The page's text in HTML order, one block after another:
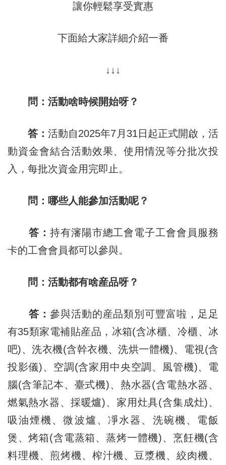
讓你輕鬆享受實惠
下面給大家詳細介紹一番
↓↓↓
問：活動啥時候開始呀？
答：活動自2025年7月31日起正式開啟，活
動資金會結合活動效果、使用情況等分批次投
入，每批次資金用完即止。
問：哪些人能參加活動呢？
答： 持有瀋陽市總工會電子工會會員服務
卡的工會會員都可以參與。
問：活動都有啥産品呀？
答： 參與活動的産品類別可豐富啦，足足
有35類家電補貼産品，冰箱(含冰櫃、冷櫃、冰
吧)、洗衣機(含幹衣機、洗烘一體機)、電視(含
投影儀)、空調(含家用中央空調、風管機)、電
腦(含筆記本、臺式機)、熱水器(含電熱水器、
燃氣熱水器、採暖爐)、家用灶具(含集成灶)、
吸油煙機、微波爐、凈水器、洗碗機、電飯
煲、烤箱(含電蒸箱、蒸烤一體機)、烹飪機(含
料理機、煎烤機、榨汁機、豆漿機、絞肉機、